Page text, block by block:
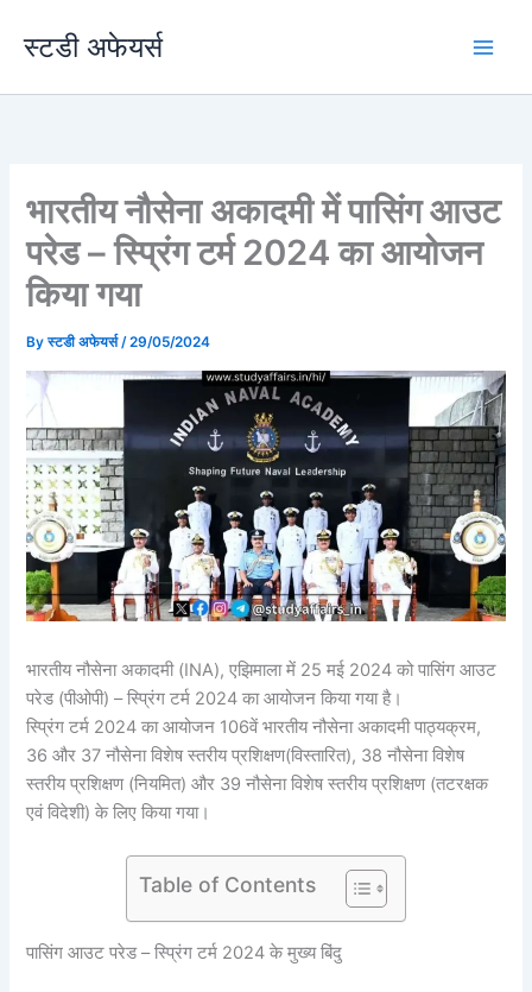
स्टडी अफेयर्स
भारतीय नौसेना अकादमी में पासिंग आउट
परेड – स्प्रिंग टर्म 2024 का आयोजन
किया गया
Byस्टडी अफेयर्स/29/05/2024
भारतीय नौसेना अकादमी (INA), एझिमाला में 25 मई 2024 को पासिंग आउट
परेड (पीओपी) – स्प्रिंग टर्म 2024 का आयोजन किया गया है।
स्प्रिंग टर्म 2024 का आयोजन 106वें भारतीय नौसेना अकादमी पाठ्यक्रम,
36 और 37 नौसेना विशेष स्तरीय प्रशिक्षण(विस्तारित), 38 नौसेना विशेष
स्तरीय प्रशिक्षण (नियमित) और 39 नौसेना विशेष स्तरीय प्रशिक्षण (तटरक्षक
एवं विदेशी) के लिए किया गया।
Table of Contents
पासिंग आउट परेड – स्प्रिंग टर्म 2024 के मुख्य बिंदु